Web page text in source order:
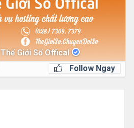
Thế Giới Số Offical
Follow Ngay